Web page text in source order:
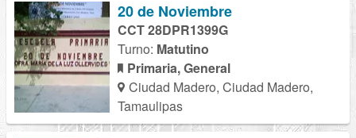
20 de Noviembre
CCT 28DPR1399G
Turno: Matutino
Primaria, General
Ciudad Madero, Ciudad Madero,
Tamaulipas